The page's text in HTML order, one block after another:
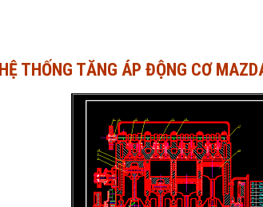
THỐNG TĂNG ÁP ĐỘNG CƠ